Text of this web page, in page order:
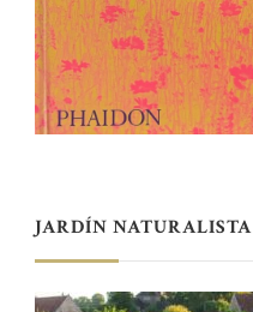
JARDÍN NATURALISTA